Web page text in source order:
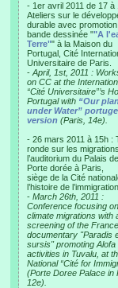
- 1er avril 2011 de 17 à
Ateliers sur le
durable avec
bande dessinée ""A
Terre"" à la Maison du
Portugal, Cité
Universitaire de Paris.
- April, 1st, 2011 :
on CC at the
“Cité Universitaire”’s
Portugal with “Our
under Water”
version (Paris, 14e).
- 26 mars 2011 à 15h :
ronde sur les
l’auditorium du Palais
Porte dorée à Paris,
siège de la Cité
l’histoire de l’immigration.
- March 26th, 2011 :
Conference focusing on
climate migrations with
screening of the
documentary "Paradis
sursis" promoting Alofa
activities in Tuvalu, at
National “Cité for
(Porte Doree Palace in
12e).